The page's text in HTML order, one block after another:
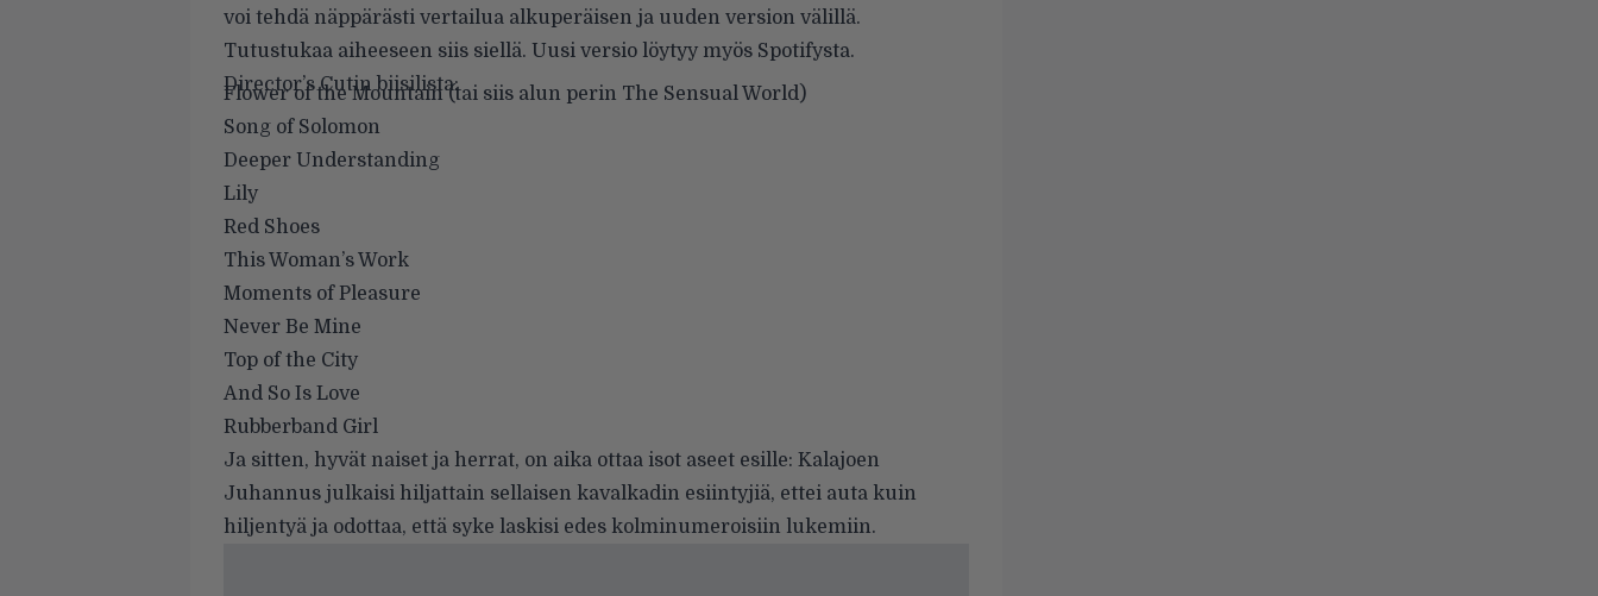
voi tehdä näppärästi vertailua alkuperäisen ja uuden version välillä.
Tutustukaa aiheeseen siis siellä. Uusi versio löytyy myös Spotifysta.
Director’s Cutin biisilista:
Flower of the Mountain (tai siis alun perin The Sensual World)
Song of Solomon
Deeper Understanding
Lily
Red Shoes
This Woman’s Work
Moments of Pleasure
Never Be Mine
Top of the City
And So Is Love
Rubberband Girl
Ja sitten, hyvät naiset ja herrat, on aika ottaa isot aseet esille: Kalajoen
Juhannus julkaisi hiljattain sellaisen kavalkadin esiintyjiä, ettei auta kuin
hiljentyä ja odottaa, että syke laskisi edes kolminumeroisiin lukemiin.